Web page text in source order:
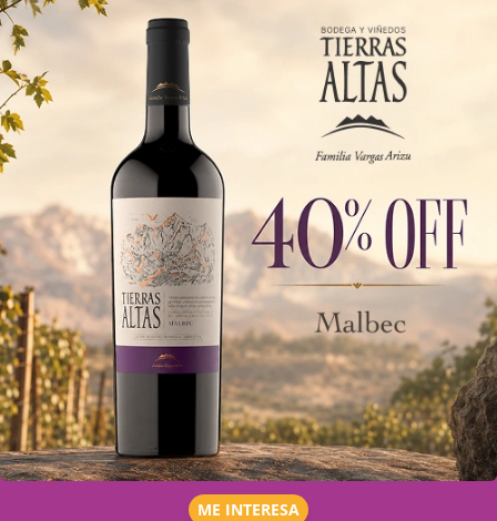
ME INTERESA